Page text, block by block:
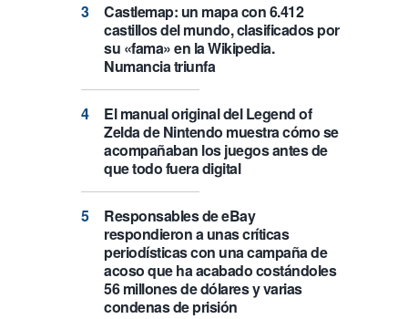
Castlemap: un mapa con 6.412
castillos del mundo, clasificados por
su «fama» en la Wikipedia.
Numancia triunfa
El manual original del Legend of
Zelda de Nintendo muestra cómo se
acompañaban los juegos antes de
que todo fuera digital
Responsables de eBay
respondieron a unas críticas
periodísticas con una campaña de
acoso que ha acabado costándoles
56 millones de dólares y varias
condenas de prisión